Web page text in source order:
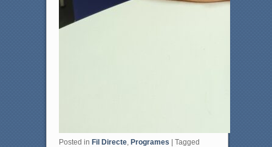
Posted in Fil Directe, Programes | Tagged